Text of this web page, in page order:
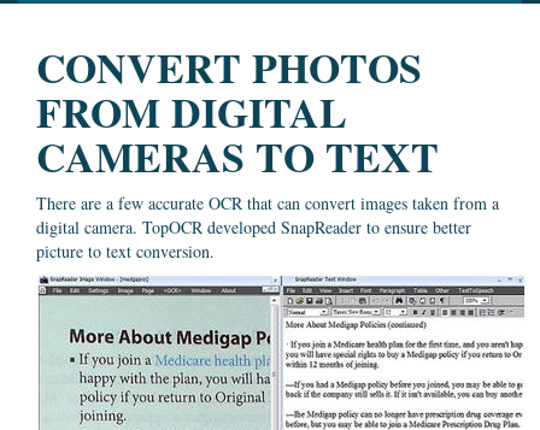
CONVERT PHOTOS
FROM DIGITAL
CAMERAS TO TEXT
There are a few accurate OCR that can convert images taken from a
digital camera. TopOCR developed SnapReader to ensure better
picture to text conversion.